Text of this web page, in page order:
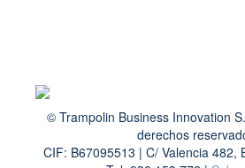
© Trampolin Business Innovation
derechos
CIF: B67095513 | C/ Valencia 482,